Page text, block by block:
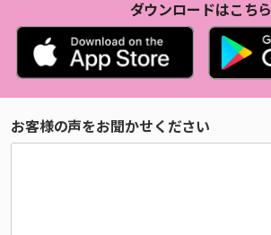
ダウンロードはこちら
お客様の声をお聞かせください